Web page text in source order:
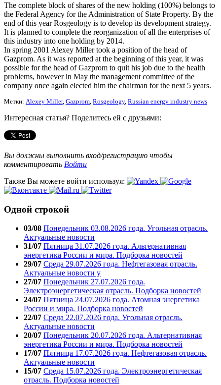
The complete block of shares of the new holding (100%) belongs to
the Federal Agency for the Administration of State Property. By the
end of this year Rosgeology is to develop its development strategy.
It is planned to complete the reorganization of all the enterprises of
this industry into one holding by 2014.
In spring 2001 Alexey Miller took a position of the head of
Gazprom. As it was reported at the beginning of this year, it was
possible for the head of Gazprom to quit his job due to the health
problems, however in May the management committee of the
company once again elected him the chairman for the next 5 years.
Метки: Alexey Miller, Gazprom, Rosgeology, Russian energy industry news
Интересная статья? Поделитесь ей с друзьями:
Вы должны выполнить вход/регистрацию чтобы
комментировать Войти
Также Вы можете войти используя:
Одной строкой
03/08 Понедельник 03.08.2026 года. Угольная отрасль.
Актуальные новости
31/07 Пятница 31.07.2026 года. Альтернативная
энергетика России и мира. Подборка новостей
29/07 Среда 29.07.2026 года. Нефтегазовая отрасль.
Актуальные новости у
27/07 Понедельник 27.07.2026 года.
Электроэнергетическая отрасль. Подборка новостей
24/07 Пятница 24.07.2026 года. Атомная энергетика
России и мира. Подборка новостей
22/07 Среда 22.07.2026 года. Угольная отрасль.
Актуальные новости
20/07 Понедельник 20.07.2026 года. Альтернативная
энергетика России и мира. Подборка новостей
17/07 Пятница 17.07.2026 года. Нефтегазовая отрасль.
Актуальные новости
15/07 Среда 15.07.2026 года. Электроэнергетическая
отрасль. Подборка новостей